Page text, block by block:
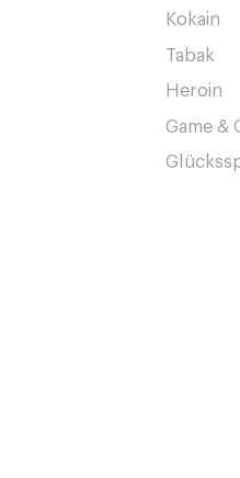
Kokain
Tabak
Heroin
Game &